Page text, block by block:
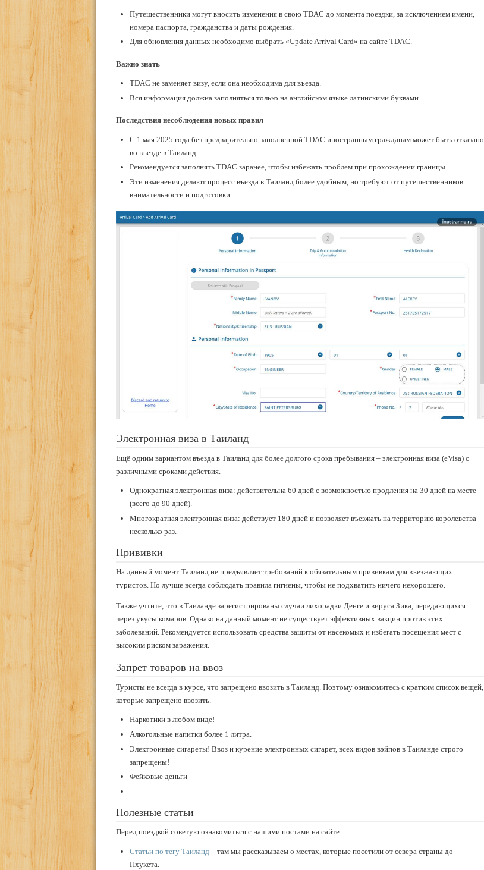
Путешественники могут вносить изменения в свою TDAC до момента поездки, за исключением имени,
номера паспорта, гражданства и даты рождения.
Для обновления данных необходимо выбрать «Update Arrival Card» на сайте TDAC.
Важно знать
TDAC не заменяет визу, если она необходима для въезда.
Вся информация должна заполняться только на английском языке латинскими буквами.
Последствия несоблюдения новых правил
С 1 мая 2025 года без предварительно заполненной TDAC иностранным гражданам может быть отказано
во въезде в Таиланд.
Рекомендуется заполнять TDAC заранее, чтобы избежать проблем при прохождении границы.
Эти изменения делают процесс въезда в Таиланд более удобным, но требуют от путешественников
внимательности и подготовки.
Электронная виза в Таиланд
Ещё одним вариантом въезда в Таиланд для более долгого срока пребывания – электронная виза (eVisa) с
различными сроками действия.
Однократная электронная виза: действительна 60 дней с возможностью продления на 30 дней на месте
(всего до 90 дней).
Многократная электронная виза: действует 180 дней и позволяет въезжать на территорию королевства
несколько раз.
Прививки
На данный момент Таиланд не предъявляет требований к обязательным прививкам для въезжающих
туристов. Но лучше всегда соблюдать правила гигиены, чтобы не подхватить ничего нехорошего.
Также учтите, что в Таиланде зарегистрированы случаи лихорадки Денге и вируса Зика, передающихся
через укусы комаров. Однако на данный момент не существует эффективных вакцин против этих
заболеваний. Рекомендуется использовать средства защиты от насекомых и избегать посещения мест с
высоким риском заражения.
Запрет товаров на ввоз
Туристы не всегда в курсе, что запрещено ввозить в Таиланд. Поэтому ознакомитесь с кратким список вещей,
которые запрещено ввозить.
Наркотики в любом виде!
Алкогольные напитки более 1 литра.
Электронные сигареты! Ввоз и курение электронных сигарет, всех видов вэйпов в Таиланде строго
запрещены!
Фейковые деньги
Полезные статьи
Перед поездкой советую ознакомиться с нашими постами на сайте.
Статьи по тегу Таиланд – там мы рассказываем о местах, которые посетили от севера страны до
Пхукета.